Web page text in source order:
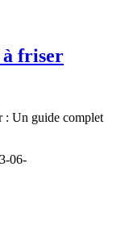
friser
: Un guide complet
06-